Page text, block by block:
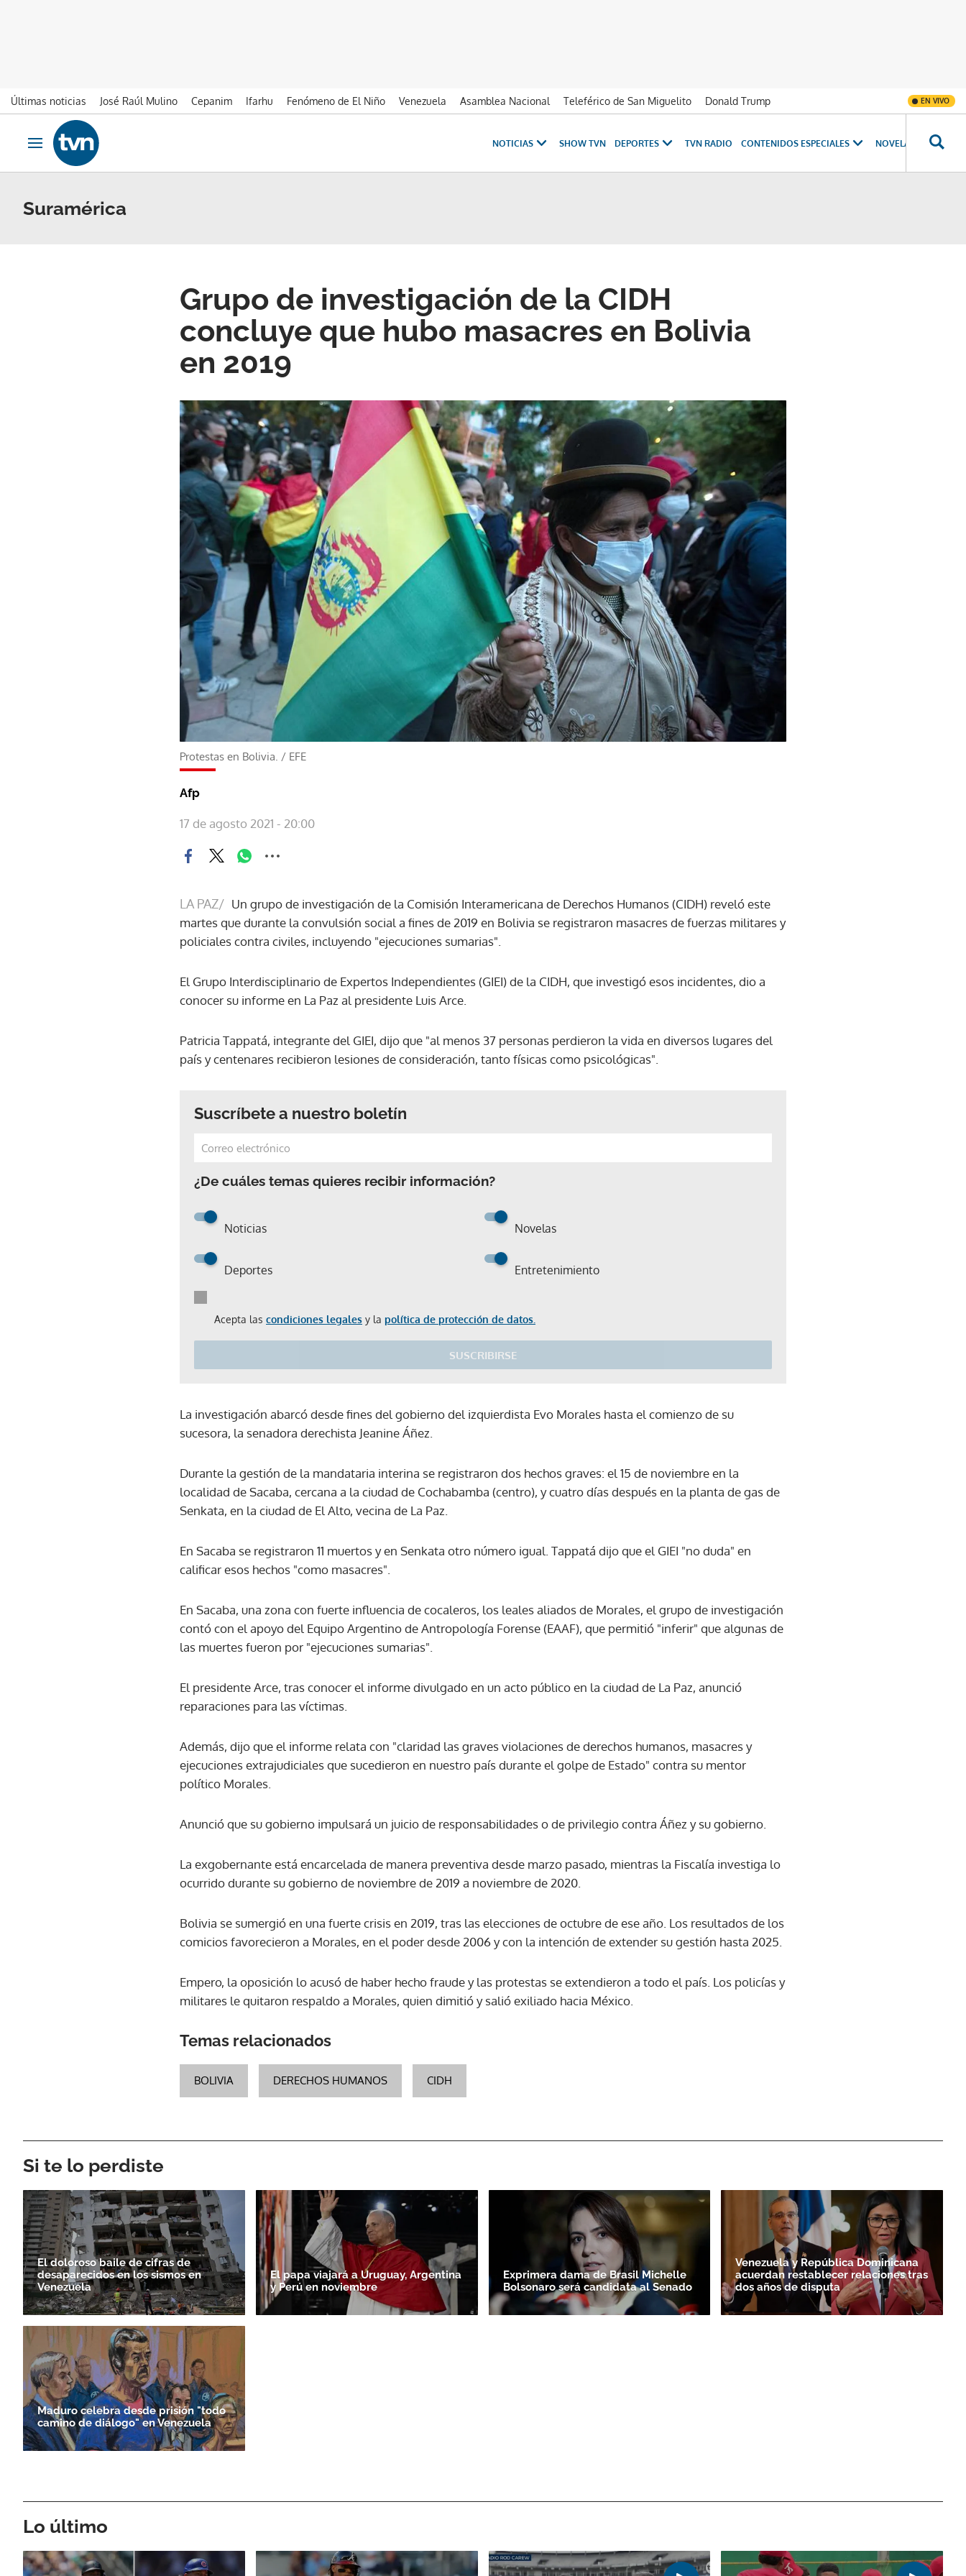
Últimas noticias José Raúl Mulino Cepanim Ifarhu Fenómeno de El Niño Venezuela Asamblea Nacional Teleférico de San Miguelito Donald Trump EN VIVO
Ir al contenido
Obrir navegació
NOTICIAS SHOW TVN DEPORTES TVN RADIO CONTENIDOS ESPECIALES NOVELAS
Suramérica
Grupo de investigación de la CIDH
concluye que hubo masacres en Bolivia
en 2019
Protestas en Bolivia. / EFE
Afp
17 de agosto 2021 - 20:00
LA PAZ/ Un grupo de investigación de la Comisión Interamericana de Derechos Humanos (CIDH) reveló este
martes que durante la convulsión social a fines de 2019 en Bolivia se registraron masacres de fuerzas militares y
policiales contra civiles, incluyendo "ejecuciones sumarias".
El Grupo Interdisciplinario de Expertos Independientes (GIEI) de la CIDH, que investigó esos incidentes, dio a
conocer su informe en La Paz al presidente Luis Arce.
Patricia Tappatá, integrante del GIEI, dijo que "al menos 37 personas perdieron la vida en diversos lugares del
país y centenares recibieron lesiones de consideración, tanto físicas como psicológicas".
Suscríbete a nuestro boletín
¿De cuáles temas quieres recibir información?
Noticias Novelas
Deportes Entretenimiento
Acepta las condiciones legales y la política de protección de datos.
SUSCRIBIRSE
Gracias por suscribirte a nuestro boletín.
La investigación abarcó desde fines del gobierno del izquierdista Evo Morales hasta el comienzo de su
sucesora, la senadora derechista Jeanine Áñez.
Durante la gestión de la mandataria interina se registraron dos hechos graves: el 15 de noviembre en la
localidad de Sacaba, cercana a la ciudad de Cochabamba (centro), y cuatro días después en la planta de gas de
Senkata, en la ciudad de El Alto, vecina de La Paz.
En Sacaba se registraron 11 muertos y en Senkata otro número igual. Tappatá dijo que el GIEI "no duda" en
calificar esos hechos "como masacres".
En Sacaba, una zona con fuerte influencia de cocaleros, los leales aliados de Morales, el grupo de investigación
contó con el apoyo del Equipo Argentino de Antropología Forense (EAAF), que permitió "inferir" que algunas de
las muertes fueron por "ejecuciones sumarias".
El presidente Arce, tras conocer el informe divulgado en un acto público en la ciudad de La Paz, anunció
reparaciones para las víctimas.
Además, dijo que el informe relata con "claridad las graves violaciones de derechos humanos, masacres y
ejecuciones extrajudiciales que sucedieron en nuestro país durante el golpe de Estado" contra su mentor
político Morales.
Anunció que su gobierno impulsará un juicio de responsabilidades o de privilegio contra Áñez y su gobierno.
La exgobernante está encarcelada de manera preventiva desde marzo pasado, mientras la Fiscalía investiga lo
ocurrido durante su gobierno de noviembre de 2019 a noviembre de 2020.
Bolivia se sumergió en una fuerte crisis en 2019, tras las elecciones de octubre de ese año. Los resultados de los
comicios favorecieron a Morales, en el poder desde 2006 y con la intención de extender su gestión hasta 2025.
Empero, la oposición lo acusó de haber hecho fraude y las protestas se extendieron a todo el país. Los policías y
militares le quitaron respaldo a Morales, quien dimitió y salió exiliado hacia México.
Temas relacionados
BOLIVIA DERECHOS HUMANOS CIDH
Si te lo perdiste
El doloroso baile de cifras de
desaparecidos en los sismos en
Venezuela
El papa viajará a Uruguay, Argentina
y Perú en noviembre
Exprimera dama de Brasil Michelle
Bolsonaro será candidata al Senado
Venezuela y República Dominicana
acuerdan restablecer relaciones tras
dos años de disputa
Maduro celebra desde prisión "todo
camino de diálogo" en Venezuela
Lo último